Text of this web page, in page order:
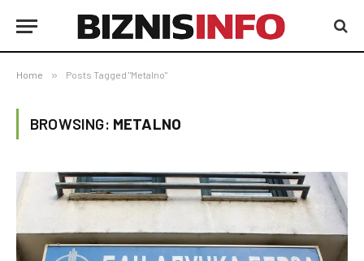
Home » Posts Tagged "Metalno"
BROWSING: METALNO